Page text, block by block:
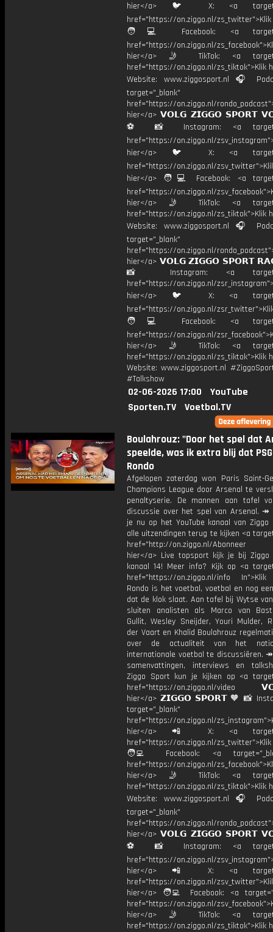
hier</a> 🐦 X: <a
href="https://on.ziggo.nl/
🧑💻 Facebook: <a
href="https://on.ziggo.nl/
hier</a> 🤳 TikTok: <a
href="https://on.ziggo.nl/zs_tiktok">Klik
Website: www.ziggosport.nl 🎧
target="_blank"
href="https://on.ziggo.nl/
hier</a> 𝗩𝗢𝗟𝗚 𝗭𝗜𝗚𝗚𝗢 𝗦𝗣𝗢𝗥𝗧
⚽️ 📸 Instagram: <a
href="https://on.ziggo.nl/
hier</a> 🐦 X: <a
href="https://on.ziggo.nl/
hier</a> 🧑💻 Facebook: <a
href="https://on.ziggo.nl/
hier</a> 🤳 TikTok: <a
href="https://on.ziggo.nl/zs_tiktok">Klik
Website: www.ziggosport.nl 🎧
target="_blank"
href="https://on.ziggo.nl/
hier</a> 𝗩𝗢𝗟𝗚 𝗭𝗜𝗚𝗚𝗢 𝗦𝗣𝗢𝗥𝗧
📸 Instagram: <a
href="https://on.ziggo.nl/
hier</a> 🐦 X: <a
href="https://on.ziggo.nl/
🧑💻 Facebook: <a
href="https://on.ziggo.nl/
hier</a> 🤳 TikTok: <a
href="https://on.ziggo.nl/zs_tiktok">Klik
Website: www.ziggosport.nl
#Talkshow
02-06-2026 17:00
YouTube
Sporten.TV
Voetbal.TV
Boulahrouz: "Door het spel dat
speelde, was ik extra blij dat
Rondo
Afgelopen zaterdag won Paris Saint-
Champions League door Arsenal te
penaltyserie. De mannen aan tafel
discussie over het spel van Arsenal. ↠
je nu op het YouTube kanaal van
alle uitzendingen terug te kijken <a
href="http://on.ziggo.nl/
hier</a> Live topsport kijk je bij
kanaal 14! Meer info? Kijk op <a
href="https://on.ziggo.nl/info
Rondo is het voetbal, voetbal en nog
dat de klok slaat. Aan tafel bij Wytse
sluiten analisten als Marco van
Gullit, Wesley Sneijder, Youri Mulder,
der Vaart en Khalid Boulahrouz
over de actualiteit van het
internationale voetbal te discussiëren.
samenvattingen, interviews en
Ziggo Sport kun je kijken op <a
href="https://on.ziggo.nl/video
hier</a> 𝗭𝗜𝗚𝗚𝗢 𝗦𝗣𝗢𝗥𝗧 🧡 📸
target="_blank"
href="https://on.ziggo.nl/
hier</a> 📲 X: <a
href="https://on.ziggo.nl/
🧑‍💻 Facebook: <a
href="https://on.ziggo.nl/
hier</a> 🤳 TikTok: <a
href="https://on.ziggo.nl/zs_tiktok">Klik
Website: www.ziggosport.nl 🎧
target="_blank"
href="https://on.ziggo.nl/
hier</a> 𝗩𝗢𝗟𝗚 𝗭𝗜𝗚𝗚𝗢 𝗦𝗣𝗢𝗥𝗧
⚽️ 📸 Instagram: <a
href="https://on.ziggo.nl/
hier</a> 📲 X: <a
href="https://on.ziggo.nl/
hier</a> 🧑‍💻 Facebook: <a
href="https://on.ziggo.nl/
hier</a> 🤳 TikTok: <a
href="https://on.ziggo.nl/zs_tiktok">Klik